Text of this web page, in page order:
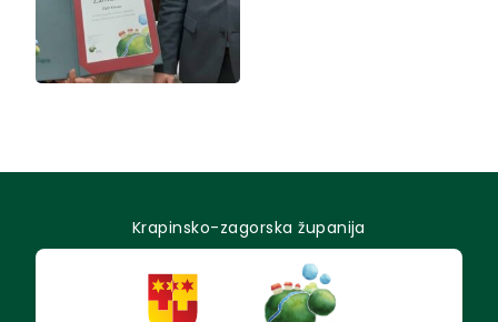
Krapinsko-zagorska županija